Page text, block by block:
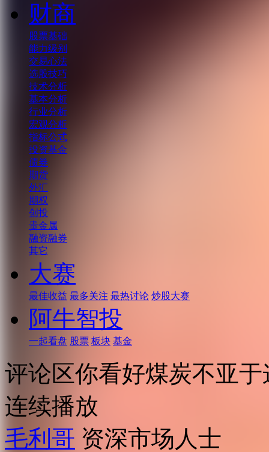
财商
股票基础
能力级别
交易心法
选股技巧
技术分析
基本分析
行业分析
宏观分析
指标公式
投资基金
债券
期货
外汇
期权
创投
贵金属
融资融券
其它
大赛
最佳收益 最多关注 最热讨论 炒股大赛
阿牛智投
一起看盘 股票 板块 基金
评论区你看好煤炭不亚
连续播放
毛利哥 资深市场人士